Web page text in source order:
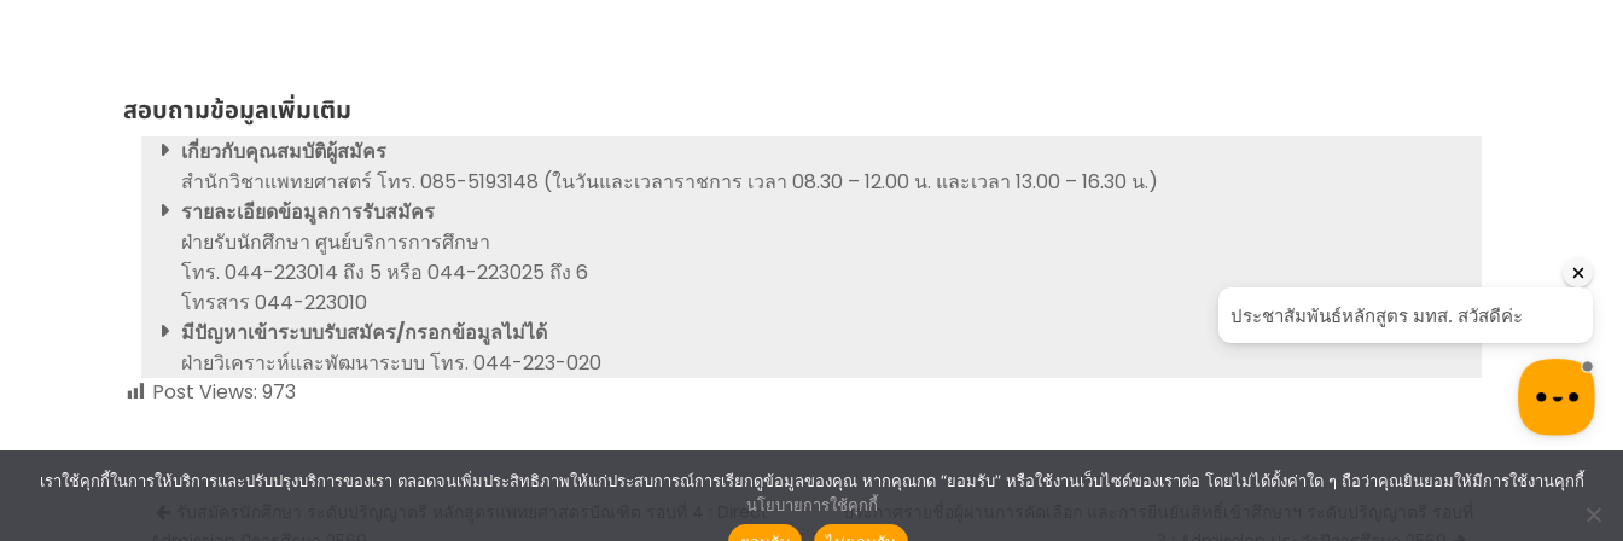
สอบถามข้อมูลเพิ่มเติม
เกี่ยวกับคุณสมบัติผู้สมัคร
สำนักวิชาแพทยศาสตร์ โทร. 085-5193148 (ในวันและเวลาราชการ เวลา 08.30 – 12.00 น. และเวลา 13.00 – 16.30 น.)
รายละเอียดข้อมูลการรับสมัคร
ฝ่ายรับนักศึกษา ศูนย์บริการการศึกษา
โทร. 044-223014 ถึง 5 หรือ 044-223025 ถึง 6
โทรสาร 044-223010
มีปัญหาเข้าระบบรับสมัคร/กรอกข้อมูลไม่ได้
ฝ่ายวิเคราะห์และพัฒนาระบบ โทร. 044-223-020
Post Views: 973
Postรับสมัครนักศึกษา ระดับปริญญาตรี หลักสูตรแพทยศาสตรบัณฑิต รอบที่ 4 : Direct
ประกาศรายชื่อผู้ผ่านการคัดเลือก และการยืนยันสิทธิ์เข้าศึกษาฯ ระดับปริญญาตรี รอบที่
เราใช้คุกกี้ในการให้บริการและปรับปรุงบริการของเรา ตลอดจนเพิ่มประสิทธิภาพให้แก่ประสบการณ์การเรียกดูข้อมูลของคุณ หากคุณกด “ยอมรับ” หรือใช้งานเว็บไซต์ของเราต่อ โดยไม่ได้ตั้งค่าใด ๆ ถือว่าคุณยินยอมให้มีการใช้งานคุกกี้
นโยบายการใช้คุกกี้